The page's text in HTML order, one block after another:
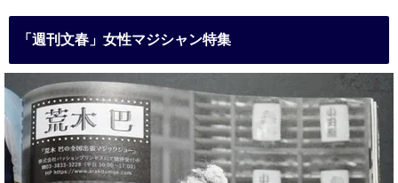
「週刊文春」女性マジシャン特集